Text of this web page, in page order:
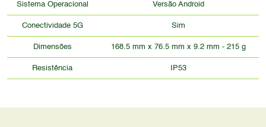
Sistema Operacional Versão Android
Conectividade 5G Sim
Dimensões 168.5 mm x 76.5 mm x 9.2 mm - 215 g
Resistência IP53